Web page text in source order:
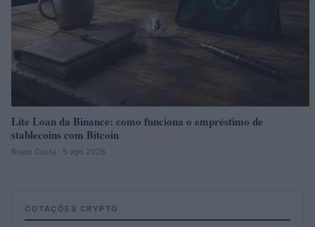
Lite Loan da Binance: como funciona o empréstimo de
stablecoins com Bitcoin
Bruno Costa · 5 ago 2026
COTAÇÕES CRYPTO